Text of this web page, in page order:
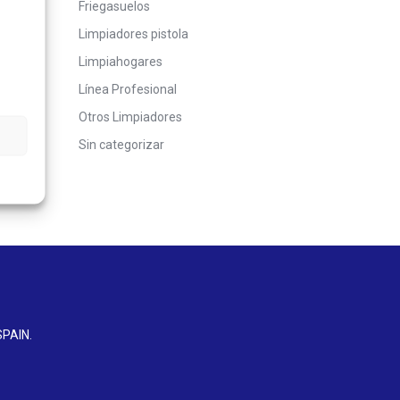
Friegasuelos
Limpiadores pistola
Limpiahogares
Línea Profesional
Otros Limpiadores
Sin categorizar